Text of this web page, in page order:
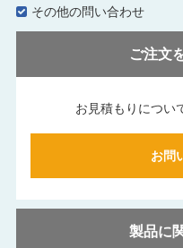
その他の問い合わせ
ご注文
お見積もりについ
お問
製品に